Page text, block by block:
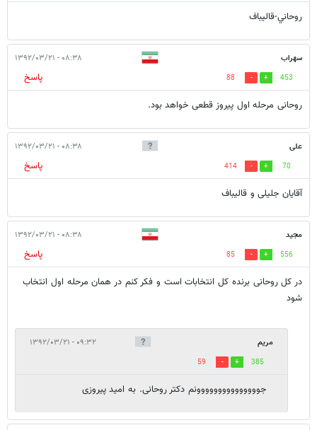
روحاني-قاليباف
سهراب ۰۸:۳۸ - ۱۳۹۲/۰۳/۲۱
453
88
پاسخ
روحانی مرحله اول پیروز قطعی خواهد بود.
علی ۰۸:۳۸ - ۱۳۹۲/۰۳/۲۱
70
414
پاسخ
آقایان جلیلی و قالیباف
مجید ۰۸:۳۸ - ۱۳۹۲/۰۳/۲۱
556
85
پاسخ
در کل روحانی برنده کل انتخابات است و فکر کنم در همان مرحله اول انتخاب
شود
مریم ۰۹:۳۲ - ۱۳۹۲/۰۳/۲۱
385
59
جووووووووووووووونم دکتر روحانی. به امید پیروزی